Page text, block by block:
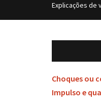
Explicações de
Choques ou
Impulso e